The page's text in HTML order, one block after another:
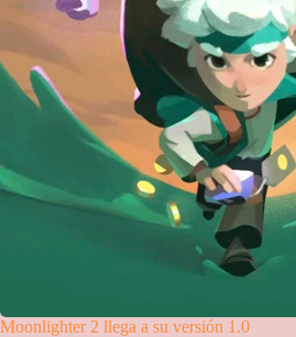
Moonlighter 2 llega a su versión 1.0